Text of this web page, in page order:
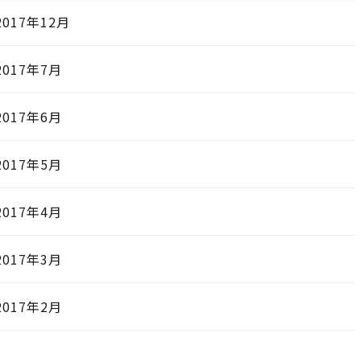
年12月
年7月
年6月
年5月
年4月
年3月
年2月